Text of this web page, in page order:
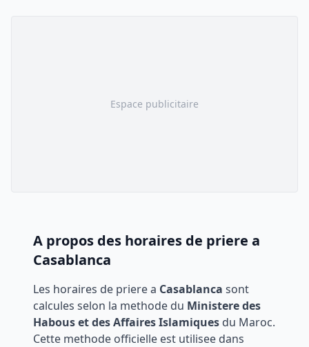
Espace publicitaire
A propos des horaires de priere a
Casablanca
Les horaires de priere a Casablanca sont
calcules selon la methode du Ministere des
Habous et des Affaires Islamiques du Maroc.
Cette methode officielle est utilisee dans